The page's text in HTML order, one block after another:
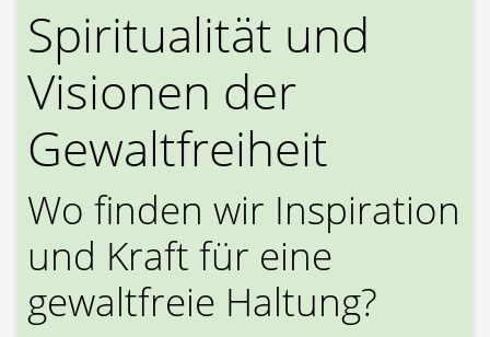
Spiritualität und
Visionen der
Gewaltfreiheit
Wo finden wir Inspiration
und Kraft für eine
gewaltfreie Haltung?